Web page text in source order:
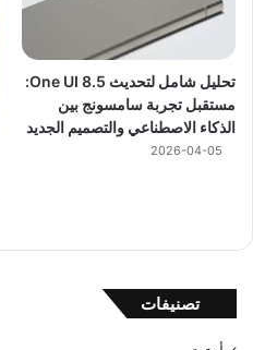
تحليل شامل لتحديث One UI 8.5:
مستقبل تجربة سامسونج بين
الذكاء الاصطناعي والتصميم الجديد
2026-04-05
تصنيفات